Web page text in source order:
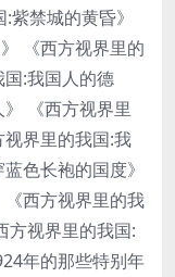
禁城的黄昏》
《西方视界里的
:我国人的德
《西方视界里
界里的我国:我
色长袍的国度》
《西方视界里的我
方视界里的我国:
年的那些特别年